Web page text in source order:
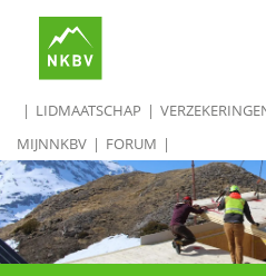
LIDMAATSCHAP
MIJNNKBV
FORUM